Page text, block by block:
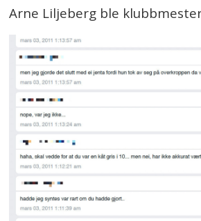
Arne Liljeberg ble